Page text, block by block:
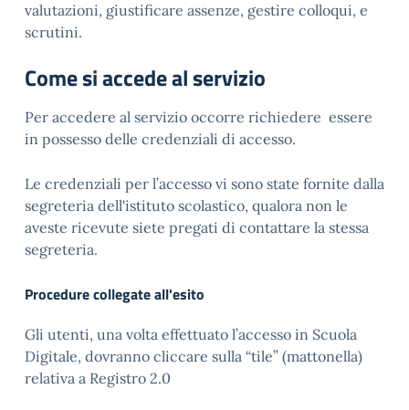
valutazioni, giustificare assenze, gestire colloqui, e
scrutini.
Come si accede al servizio
Per accedere al servizio occorre richiedere essere
in possesso delle credenziali di accesso.
Le credenziali per l’accesso vi sono state fornite dalla
segreteria dell'istituto scolastico, qualora non le
aveste ricevute siete pregati di contattare la stessa
segreteria.
Procedure collegate all'esito
Gli utenti, una volta effettuato l’accesso in Scuola
Digitale, dovranno cliccare sulla “tile” (mattonella)
relativa a Registro 2.0